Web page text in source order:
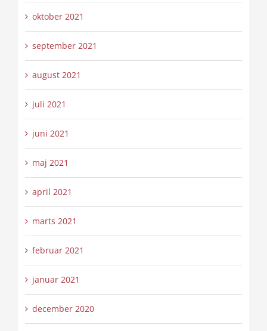
oktober 2021
september 2021
august 2021
juli 2021
juni 2021
maj 2021
april 2021
marts 2021
februar 2021
januar 2021
december 2020